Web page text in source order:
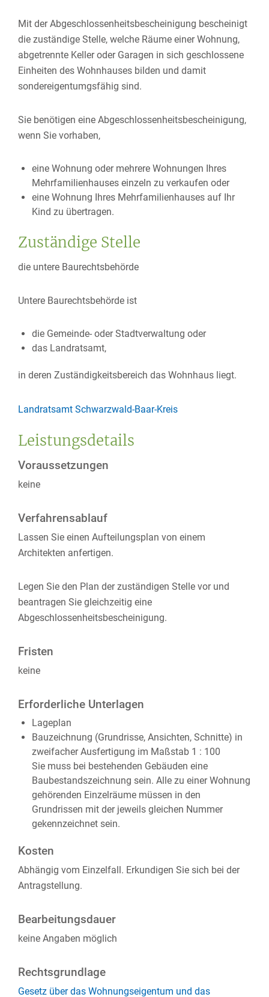
Mit der Abgeschlossenheitsbescheinigung bescheinigt
die zuständige Stelle, welche Räume einer Wohnung,
abgetrennte Keller oder Garagen in sich geschlossene
Einheiten des Wohnhauses bilden und damit
sondereigentumgsfähig sind.
Sie benötigen eine Abgeschlossenheitsbescheinigung,
wenn Sie vorhaben,
eine Wohnung oder mehrere Wohnungen Ihres
Mehrfamilienhauses einzeln zu verkaufen oder
eine Wohnung Ihres Mehrfamilienhauses auf Ihr
Kind zu übertragen.
Zuständige Stelle
die untere Baurechtsbehörde
Untere Baurechtsbehörde ist
die Gemeinde- oder Stadtverwaltung oder
das Landratsamt,
in deren Zuständigkeitsbereich das Wohnhaus liegt.
Landratsamt Schwarzwald-Baar-Kreis
Leistungsdetails
Voraussetzungen
keine
Verfahrensablauf
Lassen Sie einen Aufteilungsplan von einem
Architekten anfertigen.
Legen Sie den Plan der zuständigen Stelle vor und
beantragen Sie gleichzeitig eine
Abgeschlossenheitsbescheinigung.
Fristen
keine
Erforderliche Unterlagen
Lageplan
Bauzeichnung (Grundrisse, Ansichten, Schnitte) in
zweifacher Ausfertigung im Maßstab 1 : 100
Sie muss bei bestehenden Gebäuden eine
Baubestandszeichnung sein. Alle zu einer Wohnung
gehörenden Einzelräume müssen in den
Grundrissen mit der jeweils gleichen Nummer
gekennzeichnet sein.
Kosten
Abhängig vom Einzelfall. Erkundigen Sie sich bei der
Antragstellung.
Bearbeitungsdauer
keine Angaben möglich
Rechtsgrundlage
Gesetz über das Wohnungseigentum und das